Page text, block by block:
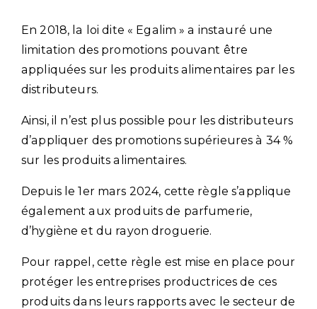
En 2018, la loi dite « Egalim » a instauré une
limitation des promotions pouvant être
appliquées sur les produits alimentaires par les
distributeurs.
Ainsi, il n’est plus possible pour les distributeurs
d’appliquer des promotions supérieures à 34 %
sur les produits alimentaires.
Depuis le 1er mars 2024, cette règle s’applique
également aux produits de parfumerie,
d’hygiène et du rayon droguerie.
Pour rappel, cette règle est mise en place pour
protéger les entreprises productrices de ces
produits dans leurs rapports avec le secteur de